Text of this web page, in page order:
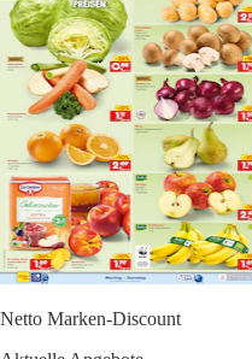
Netto Marken-Discount